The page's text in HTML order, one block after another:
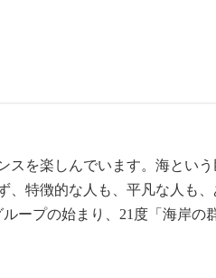
スを楽しんでいます。海とい
特徴的な人も、平凡な人も
ープの始まり、21度「海岸の